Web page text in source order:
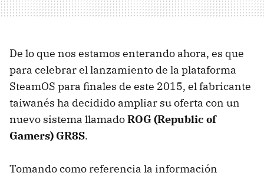
De lo que nos estamos enterando ahora, es que
para celebrar el lanzamiento de la plataforma
SteamOS para finales de este 2015, el fabricante
taiwanés ha decidido ampliar su oferta con un
nuevo sistema llamadoROG (Republic of
Gamers) GR8S.
Tomando como referencia la información